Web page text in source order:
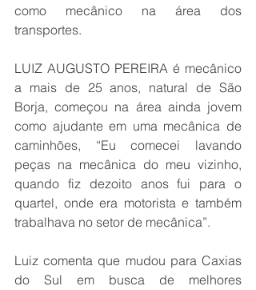
como mecânico na área dos
transportes.
LUIZ AUGUSTO PEREIRA é mecânico
a mais de 25 anos, natural de São
Borja, começou na área ainda jovem
como ajudante em uma mecânica de
caminhões, “Eu comecei lavando
peças na mecânica do meu vizinho,
quando fiz dezoito anos fui para o
quartel, onde era motorista e também
trabalhava no setor de mecânica”.
Luiz comenta que mudou para Caxias
do Sul em busca de melhores